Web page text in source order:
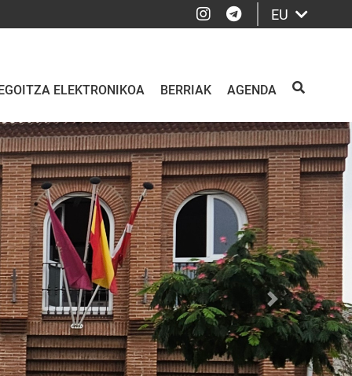
Instagram
Telegram
EU
ELEKTRONIKOA BERRIAK AGENDA BILATU
Siguiente